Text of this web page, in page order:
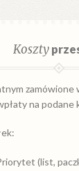
Koszty
zamówione
na podane
(list,